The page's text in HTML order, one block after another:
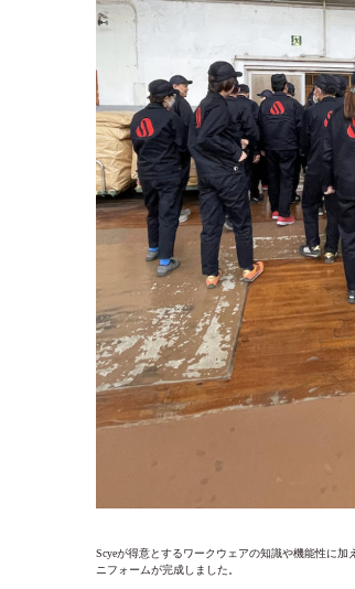
Scyeが得意とするワークウェアの知識や機能性に
ニフォームが完成しました。